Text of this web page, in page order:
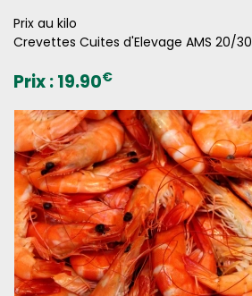
Prix au kilo
Crevettes Cuites d'Elevage AMS 20/30
Prix :19.90€